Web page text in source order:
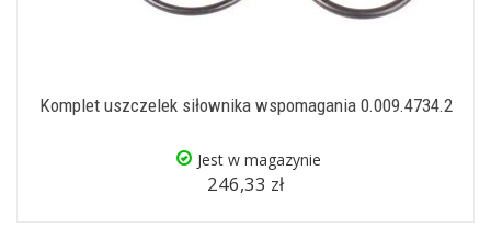
Komplet uszczelek siłownika wspomagania 0.009.4734.2
Jest w magazynie
246,33 zł